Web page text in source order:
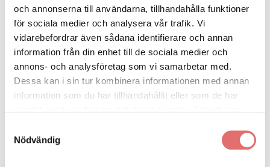
och annonserna till användarna, tillhandahålla funktioner
för sociala medier och analysera vår trafik. Vi
vidarebefordrar även sådana identifierare och annan
information från din enhet till de sociala medier och
annons- och analysföretag som vi samarbetar med.
Dessa kan i sin tur kombinera informationen med annan
information som du har tillhandahållit eller som de har
mer här.
Nödvändig